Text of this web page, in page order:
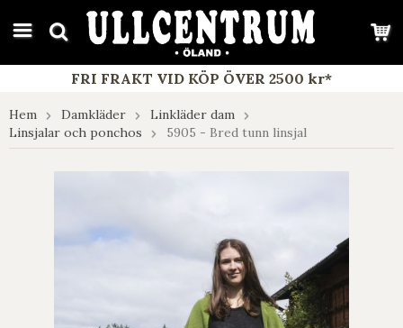
google-site-verification: google7e4b1026db5d9f32.html
FRI FRAKT VID KÖP ÖVER 2500 kr*
Hem Damkläder
Linkläder dam
Linsjalar och ponchos
5905 - Bred tunn linsjal